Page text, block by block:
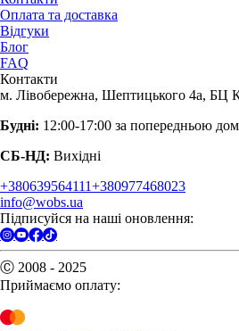
Оплата та доставка
Відгуки
Блог
FAQ
Контакти
м. Лівобережна, Шептицького 4а,
Будні: 12:00-17:00 за попередньою
СБ-НД: Вихідні
+380639564111+380977468023
info@wobs.ua
Підписуйся на наші оновлення:
Ⓒ 2008 - 2025
Приймаємо оплату: